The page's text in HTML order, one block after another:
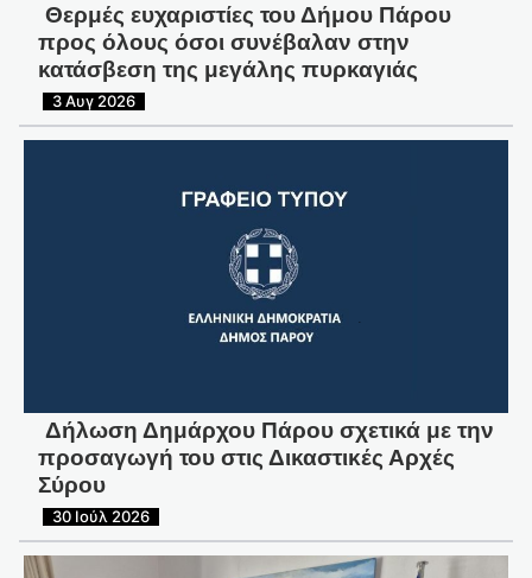
Θερμές ευχαριστίες του Δήμου Πάρου
προς όλους όσοι συνέβαλαν στην
κατάσβεση της μεγάλης πυρκαγιάς
3 Αυγ 2026
Δήλωση Δημάρχου Πάρου σχετικά με την
προσαγωγή του στις Δικαστικές Αρχές
Σύρου
30 Ιούλ 2026